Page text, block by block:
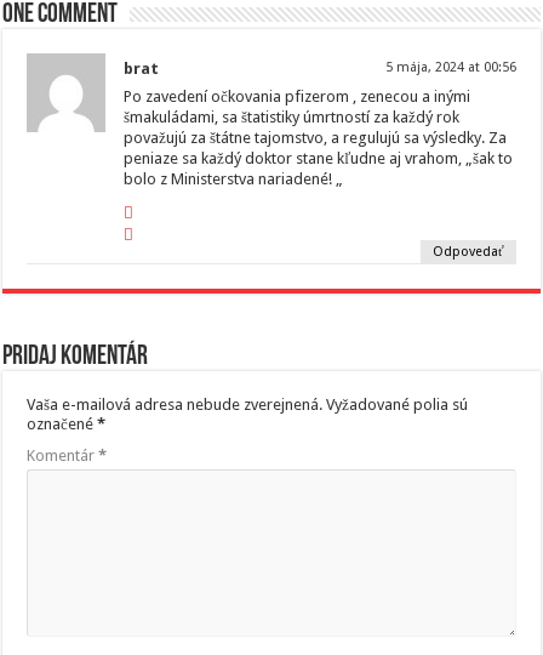
One comment
brat 5 mája, 2024 at 00:56
Po zavedení očkovania pfizerom , zenecou a inými
šmakuládami, sa štatistiky úmrtností za každý rok
považujú za štátne tajomstvo, a regulujú sa výsledky. Za
peniaze sa každý doktor stane kľudne aj vrahom, „šak to
bolo z Ministerstva nariadené! „
Odpovedať
Pridaj komentár
Vaša e-mailová adresa nebude zverejnená. Vyžadované polia sú
označené*
Komentár*